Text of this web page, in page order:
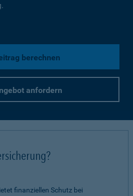
berechnen
anfordern
finanziellen Schutz bei